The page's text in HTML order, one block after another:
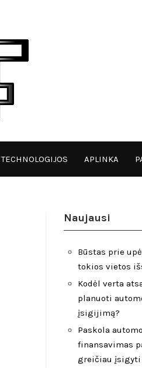
TECHNOLOGIJOS APLINKA
Naujausi
Būstas prie
tokios vietos
Kodėl verta
planuoti
įsigijimą?
Paskola
finansavimas
greičiau įsigyti